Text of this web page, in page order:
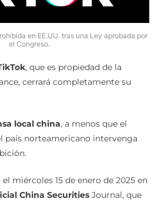
en EE.UU. tras una Ley aprobada por
el Congreso.
, que es propiedad de la
cerrará completamente su
local china, a menos que el
país norteamericano intervenga
miércoles 15 de enero de 2025 en
China Securities Journal, que